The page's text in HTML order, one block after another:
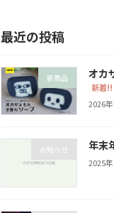
最近の投稿
新商品 オカ
新着!!
2026
お知らせ 年末
2025